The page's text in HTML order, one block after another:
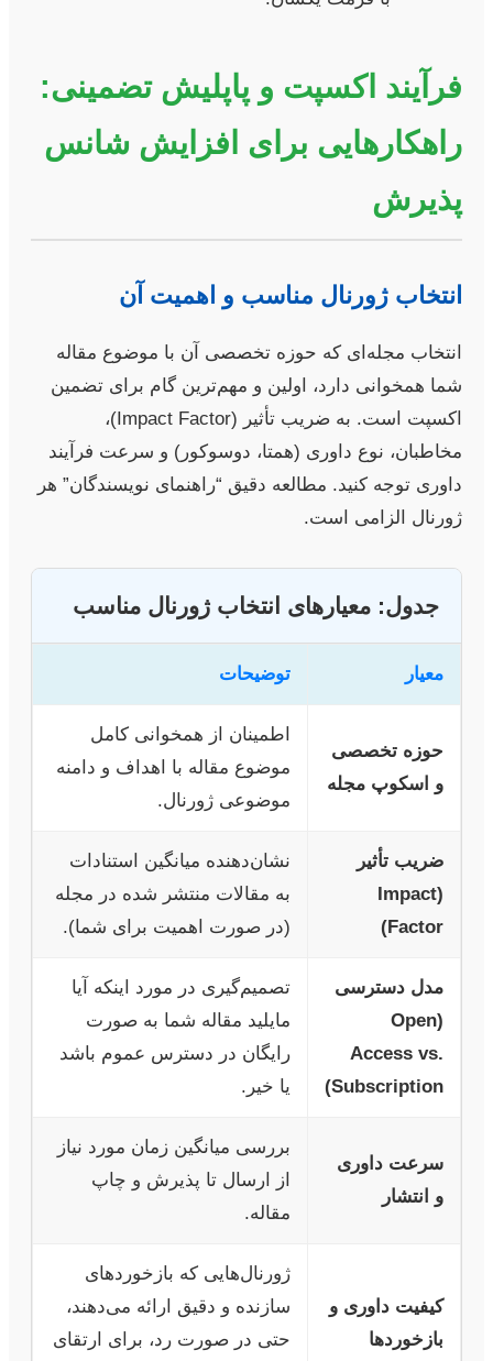
فرآیند اکسپت و پاپلیش تضمینی:
راهکارهایی برای افزایش شانس
پذیرش
انتخاب ژورنال مناسب و اهمیت آن
انتخاب مجله‌ای که حوزه تخصصی آن با موضوع مقاله
شما همخوانی دارد، اولین و مهم‌ترین گام برای تضمین
اکسپت است. به ضریب تأثیر (Impact Factor)،
مخاطبان، نوع داوری (همتا، دوسوکور) و سرعت فرآیند
داوری توجه کنید. مطالعه دقیق “راهنمای نویسندگان” هر
ژورنال الزامی است.
جدول: معیارهای انتخاب ژورنال مناسب
معیار توضیحات
حوزه تخصصی
و اسکوپ مجله
اطمینان از همخوانی کامل
موضوع مقاله با اهداف و دامنه
موضوعی ژورنال.
ضریب تأثیر
(Impact
Factor)
نشان‌دهنده میانگین استنادات
به مقالات منتشر شده در مجله
(در صورت اهمیت برای شما).
مدل دسترسی
(Open
Access vs.
Subscription)
تصمیم‌گیری در مورد اینکه آیا
مایلید مقاله شما به صورت
رایگان در دسترس عموم باشد
یا خیر.
سرعت داوری
و انتشار
بررسی میانگین زمان مورد نیاز
از ارسال تا پذیرش و چاپ
مقاله.
کیفیت داوری و
بازخوردها
ژورنال‌هایی که بازخوردهای
سازنده و دقیق ارائه می‌دهند،
حتی در صورت رد، برای ارتقای